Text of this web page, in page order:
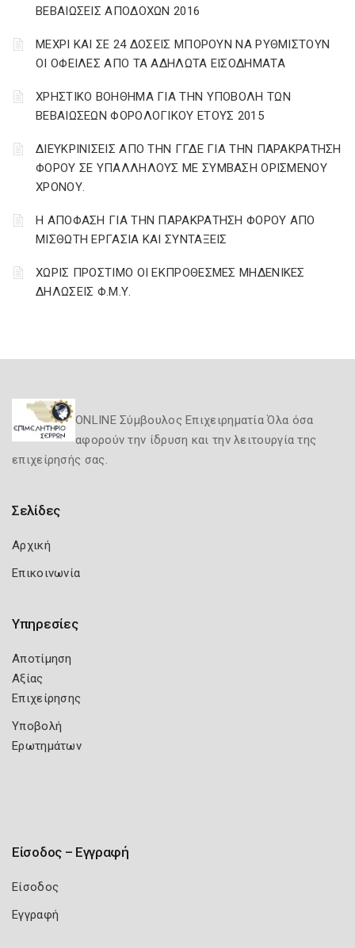
ΒΕΒΑΙΩΣΕΙΣ ΑΠΟΔΟΧΩΝ 2016
ΜΕΧΡΙ ΚΑΙ ΣΕ 24 ΔΟΣΕΙΣ ΜΠΟΡΟΥΝ ΝΑ ΡΥΘΜΙΣΤΟΥΝ
ΟΙ ΟΦΕΙΛΕΣ ΑΠΟ ΤΑ ΑΔΗΛΩΤΑ ΕΙΣΟΔΗΜΑΤΑ
ΧΡΗΣΤΙΚΟ ΒΟΗΘΗΜΑ ΓΙΑ ΤΗΝ ΥΠΟΒΟΛΗ ΤΩΝ
ΒΕΒΑΙΩΣΕΩΝ ΦΟΡΟΛΟΓΙΚΟΥ ΕΤΟΥΣ 2015
ΔΙΕΥΚΡΙΝΙΣΕΙΣ ΑΠΟ ΤΗΝ ΓΓΔΕ ΓΙΑ ΤΗΝ ΠΑΡΑΚΡΑΤΗΣΗ
ΦΟΡΟΥ ΣΕ ΥΠΑΛΛΗΛΟΥΣ ΜΕ ΣΥΜΒΑΣΗ ΟΡΙΣΜΕΝΟΥ
ΧΡΟΝΟΥ.
Η ΑΠΟΦΑΣΗ ΓΙΑ ΤΗΝ ΠΑΡΑΚΡΑΤΗΣΗ ΦΟΡΟΥ ΑΠΟ
ΜΙΣΘΩΤΗ ΕΡΓΑΣΙΑ ΚΑΙ ΣΥΝΤΑΞΕΙΣ
ΧΩΡΙΣ ΠΡΟΣΤΙΜΟ ΟΙ ΕΚΠΡΟΘΕΣΜΕΣ ΜΗΔΕΝΙΚΕΣ
ΔΗΛΩΣΕΙΣ Φ.Μ.Υ.
ONLINE Σύμβουλος Επιχειρηματία Όλα όσα
αφορούν την ίδρυση και την λειτουργία της
επιχείρησής σας.
Σελίδες
Αρχική
Επικοινωνία
Υπηρεσίες
Αποτίμηση
Αξίας
Επιχείρησης
Υποβολή
Ερωτημάτων
Είσοδος – Εγγραφή
Είσοδος
Εγγραφή